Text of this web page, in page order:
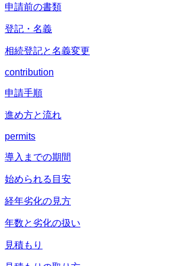
申請前の書類
登記・名義
相続登記と名義変更
contribution
申請手順
進め方と流れ
permits
導入までの期間
始められる目安
経年劣化の見方
年数と劣化の扱い
見積もり